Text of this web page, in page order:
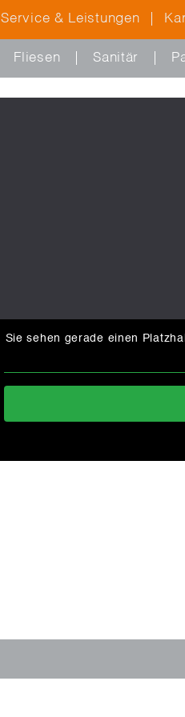
Service & Leistungen
Fliesen Sanitär
Sie sehen gerade einen